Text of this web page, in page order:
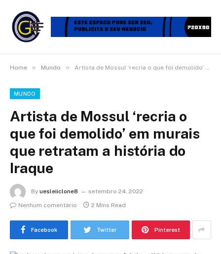
Home » Mundo » Artista de Mossul ‘recria o que foi demolido’ em murais que retratam a história do Iraque
MUNDO
Artista de Mossul ‘recria o
que foi demolido’ em murais
que retratam a história do
Iraque
By uesleiiclone8
setembro 24, 2022
Nenhum comentário
2 Mins Read
Facebook Twitter Pinterest